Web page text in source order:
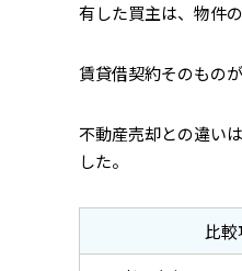
有した買主は、物件
賃貸借契約そのもの
不動産売却との違い
した。
比較